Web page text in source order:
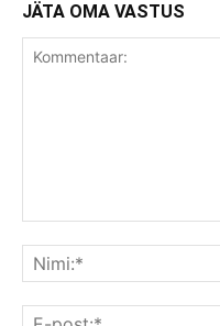
JÄTA OMA VASTUS